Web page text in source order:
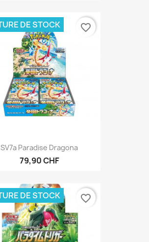
SV7a Paradise Dragona
79,90 CHF
DE STOCK favorite_border
DE STOCK favorite_border